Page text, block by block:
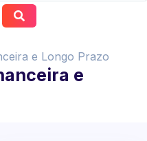
e Longo Prazo
e